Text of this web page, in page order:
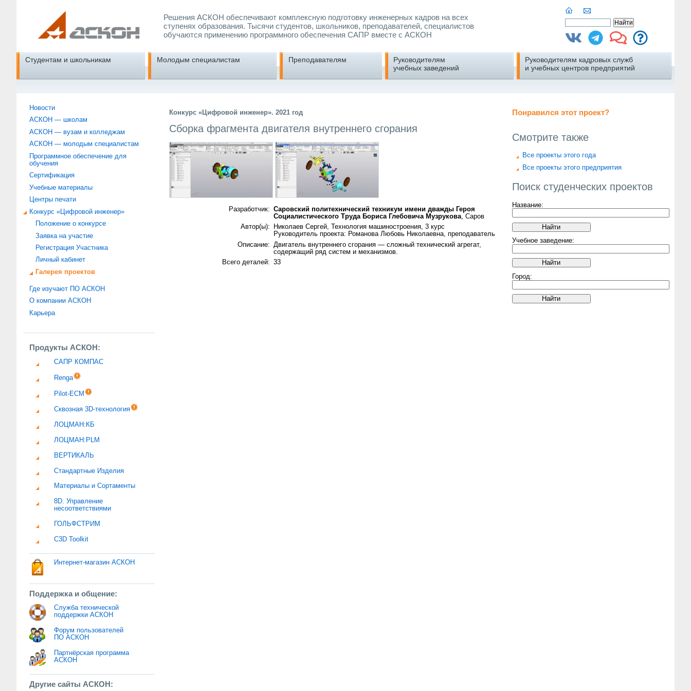
Решения АСКОН обеспечивают комплексную подготовку инженерных кадров на всех
ступенях образования. Тысячи студентов, школьников, преподавателей, специалистов
обучаются применению программного обеспечения САПР вместе с АСКОН
Студентам и школьникам Молодым специалистам Преподавателям
Руководителям
учебных заведений
Руководителям кадровых служб
и учебных центров предприятий
Новости
АСКОН — школам
АСКОН — вузам и колледжам
АСКОН — молодым специалистам
Программное обеспечение для
обучения
Сертификация
Учебные материалы
Центры печати
Конкурс «Цифровой инженер»
Положение о конкурсе
Заявка на участие
Регистрация Участника
Личный кабинет
Галерея проектов
Где изучают ПО АСКОН
О компании АСКОН
Карьера
Продукты АСКОН:
САПР КОМПАС
Renga
Pilot-ECM
Сквозная 3D-технология
ЛОЦМАН:КБ
ЛОЦМАН:PLM
ВЕРТИКАЛЬ
Стандартные Изделия
Материалы и Сортаменты
8D. Управление
несоответствиями
ГОЛЬФСТРИМ
C3D Toolkit
Интернет-магазин АСКОН
Поддержка и общение:
Служба технической
поддержки АСКОН
Форум пользователей
ПО АСКОН
Партнёрская программа
АСКОН
Другие сайты АСКОН:
Понравился этот проект?
Смотрите также
Все проекты этого года
Все проекты этого предприятия
Поиск студенческих проектов
Название:
Учебное заведение:
Город:
Конкурс «Цифровой инженер». 2021 год
Сборка фрагмента двигателя внутреннего сгорания
Разработчик: Саровский политехнический техникум имени дважды Героя
Социалистического Труда Бориса Глебовича Музрукова, Саров
Автор(ы):
Николаев Сергей, Технология машиностроения, 3 курс
Руководитель проекта: Романова Любовь Николаевна, преподаватель
Описание:
Двигатель внутреннего сгорания — сложный технический агрегат,
содержащий ряд систем и механизмов.
Всего деталей: 33